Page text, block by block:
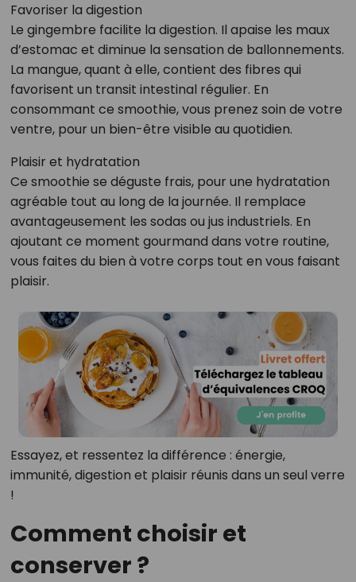
Favoriser la digestion
Le gingembre facilite la digestion. Il apaise les maux
d’estomac et diminue la sensation de ballonnements.
La mangue, quant à elle, contient des fibres qui
favorisent un transit intestinal régulier. En
consommant ce smoothie, vous prenez soin de votre
ventre, pour un bien-être visible au quotidien.
Plaisir et hydratation
Ce smoothie se déguste frais, pour une hydratation
agréable tout au long de la journée. Il remplace
avantageusement les sodas ou jus industriels. En
ajoutant ce moment gourmand dans votre routine,
vous faites du bien à votre corps tout en vous faisant
plaisir.
Essayez, et ressentez la différence : énergie,
immunité, digestion et plaisir réunis dans un seul verre
!
Comment choisir et
conserver ?